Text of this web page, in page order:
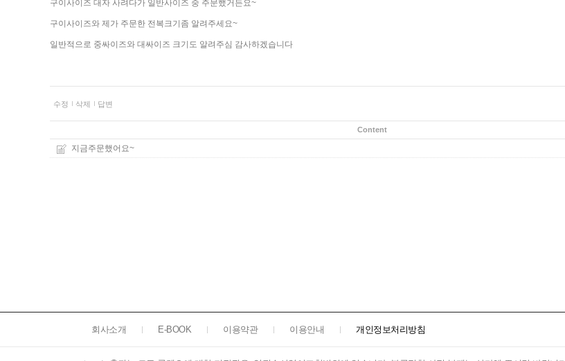
구이사이즈 대자 사려다가 일반사이즈 중 주문했거든요~
구이사이즈와 제가 주문한 전복크기좀 알려주세요~
일반적으로 중싸이즈와 대싸이즈 크기도 알려주심 감사하겠습니다
수정 삭제 답변
Content
지금주문했어요~
회사소개 E-BOOK 이용약관 이용안내 개인정보처리방침